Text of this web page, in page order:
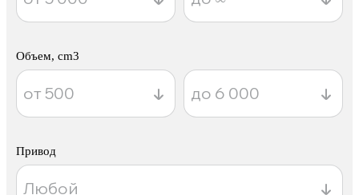
Объем, cm3
Привод